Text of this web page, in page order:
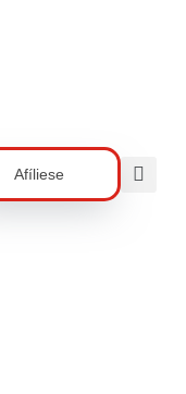
Afíliese